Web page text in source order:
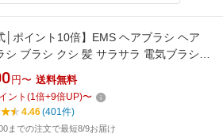
│ポイント10倍】EMS ヘアブラシ ヘア
シ ブラシ クシ 髪 サラサラ 電気ブラシ
ロカレント リフトケア リフトアップ マ
イオン ヘアケア 頭皮 マッサージ 髪の毛
誕生日 誕生日プレゼント 母 女性 彼女
達 実用的 プレゼント
円〜 送料無料
ント (1倍+9倍UP)〜
4.46(401件)
までの注文で最短8/9お届け